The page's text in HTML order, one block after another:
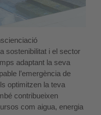
sostenibilitat i el sector
adaptant la seva
l’emergència de
optimitzen la teva
contribueixen
com aigua, energia